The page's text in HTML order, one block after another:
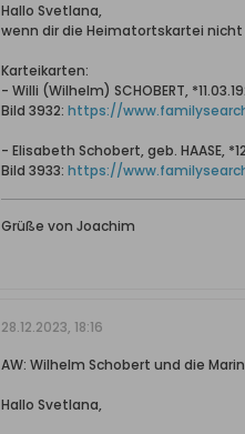
Hallo Svetlana,
wenn dir die Heimatortskartei
Karteikarten:
- Willi (Wilhelm) SCHOBERT,
Bild 3932: https://
- Elisabeth Schobert, geb. HAASE,
Bild 3933: https://
Grüße von Joachim
28.12.2023, 18:16
AW: Wilhelm Schobert und die
Hallo Svetlana,